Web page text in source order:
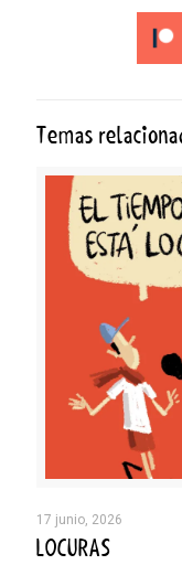
Temas
17 junio, 2026
LOCURAS